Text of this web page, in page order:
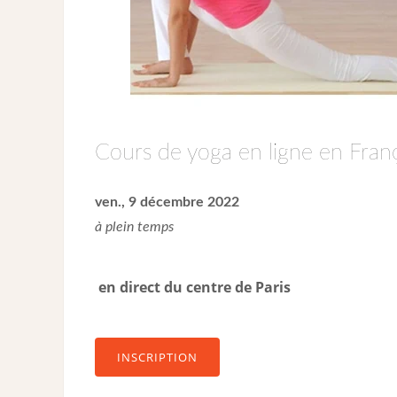
Cours de yoga en ligne en
ven., 9 décembre 2022
à plein temps
en direct du centre de Paris
INSCRIPTION